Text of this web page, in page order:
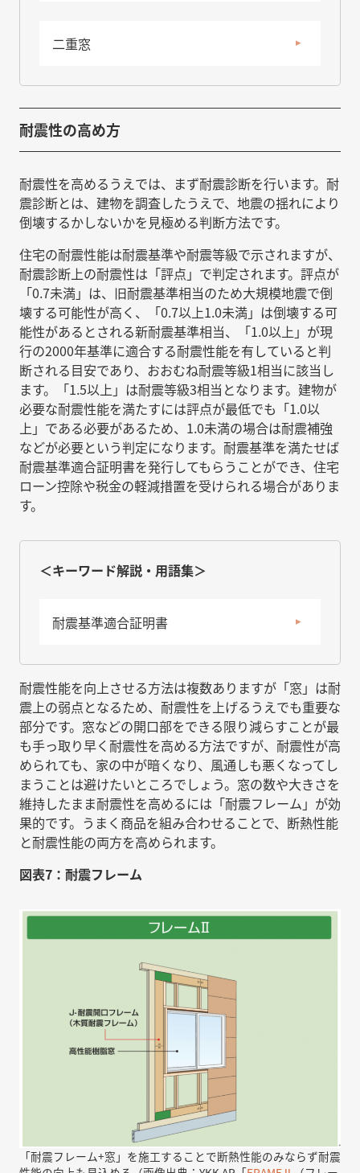
二重窓
耐震性の高め方
耐震性を高めるうえでは、まず耐震診断を行います。耐
震診断とは、建物を調査したうえで、地震の揺れにより
倒壊するかしないかを見極める判断方法です。
住宅の耐震性能は耐震基準や耐震等級で示されますが、
耐震診断上の耐震性は「評点」で判定されます。評点が
「0.7未満」は、旧耐震基準相当のため大規模地震で倒
壊する可能性が高く、「0.7以上1.0未満」は倒壊する可
能性があるとされる新耐震基準相当、「1.0以上」が現
行の2000年基準に適合する耐震性能を有していると判
断される目安であり、おおむね耐震等級1相当に該当し
ます。「1.5以上」は耐震等級3相当となります。建物が
必要な耐震性能を満たすには評点が最低でも「1.0以
上」である必要があるため、1.0未満の場合は耐震補強
などが必要という判定になります。耐震基準を満たせば
耐震基準適合証明書を発行してもらうことができ、住宅
ローン控除や税金の軽減措置を受けられる場合がありま
す。
＜キーワード解説・用語集＞
耐震基準適合証明書
耐震性能を向上させる方法は複数ありますが「窓」は耐
震上の弱点となるため、耐震性を上げるうえでも重要な
部分です。窓などの開口部をできる限り減らすことが最
も手っ取り早く耐震性を高める方法ですが、耐震性が高
められても、家の中が暗くなり、風通しも悪くなってし
まうことは避けたいところでしょう。窓の数や大きさを
維持したまま耐震性を高めるには「耐震フレーム」が効
果的です。うまく商品を組み合わせることで、断熱性能
と耐震性能の両方を高められます。
図表7：耐震フレーム
「耐震フレーム+窓」を施工することで断熱性能のみならず耐震